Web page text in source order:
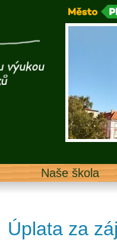
Naše škola
Úplata za